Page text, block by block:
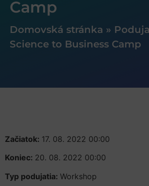
Camp
Domovská stránka »
Science to Business Camp
Začiatok: 17. 08. 2022 00:00
Koniec: 20. 08. 2022 00:00
Typ podujatia: Workshop